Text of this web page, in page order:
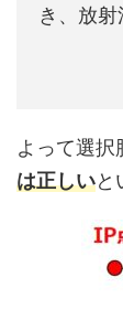
き、放
よって選択
は正しいと